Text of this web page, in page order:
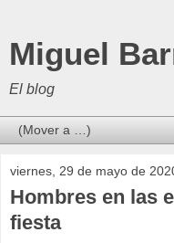
Miguel
El blog
viernes, 29 de mayo de
Hombres en las
fiesta